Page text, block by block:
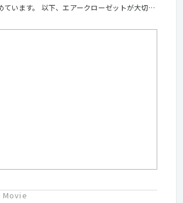
ています。 以下、エアークローゼットが大切に
ACTIVE 3．スピード感を持ち、動く 4．発信す